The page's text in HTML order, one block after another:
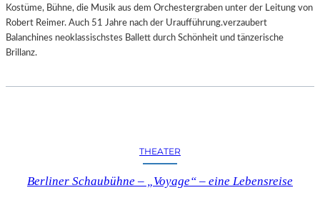
Kostüme, Bühne, die Musik aus dem Orchestergraben unter der Leitung von
Robert Reimer. Auch 51 Jahre nach der Uraufführung.verzaubert
Balanchines neoklassischstes Ballett durch Schönheit und tänzerische
Brillanz.
THEATER
Berliner Schaubühne – „Voyage“ – eine Lebensreise